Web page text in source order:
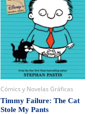
Cómics y Novelas Gráficas
Timmy Failure: The Cat
Stole My Pants